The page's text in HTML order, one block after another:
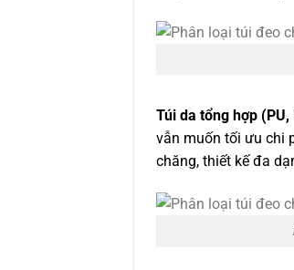
Túi da tổng hợp (PU,
vẫn muốn tối ưu chi
chăng, thiết kế đa